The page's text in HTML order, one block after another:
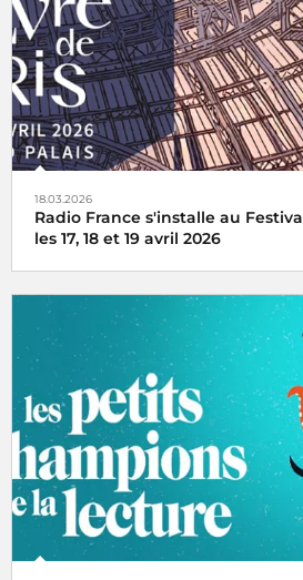
18.03.2026
Radio France s'installe au
les 17, 18 et 19 avril 2026
Radio France, premier média du
littérature et installe son studio au
Festival du Livre de Paris